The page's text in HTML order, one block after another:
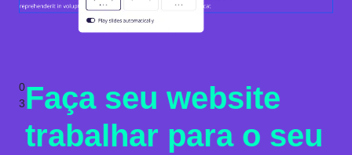
0
3Faça seu website
trabalhar para o seu